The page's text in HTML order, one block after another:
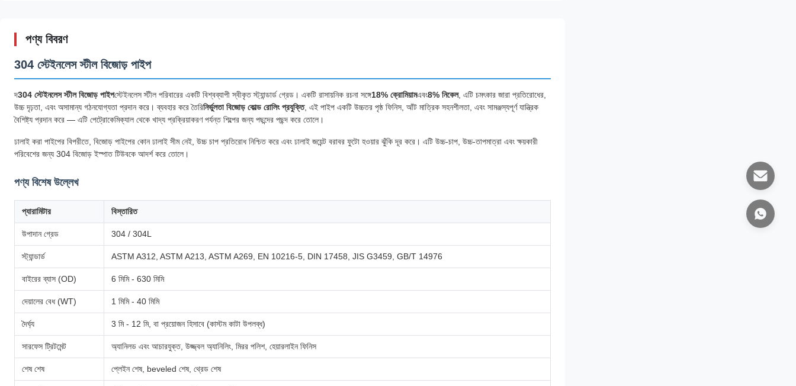
পণ্য বিবরণ
304 স্টেইনলেস স্টীল বিজোড় পাইপ
দ304 স্টেইনলেস স্টীল বিজোড় পাইপস্টেইনলেস স্টীল পরিবারের একটি বিশ্বব্যাপী স্বীকৃত স্ট্যান্ডার্ড গ্রেড। একটি রাসায়নিক রচনা সঙ্গে18% ক্রোমিয়ামএবং8% নিকেল, এটি চমৎকার জারা প্রতিরোধের,
উচ্চ দৃঢ়তা, এবং অসামান্য গঠনযোগ্যতা প্রদান করে। ব্যবহার করে তৈরিনির্ভুলতা বিজোড় কোল্ড রোলিং প্রযুক্তি, এই পাইপ একটি উচ্চতর পৃষ্ঠ ফিনিস, আঁট মাত্রিক সহনশীলতা, এবং সামঞ্জস্যপূর্ণ যান্ত্রিক
বৈশিষ্ট্য প্রদান করে — এটি পেট্রোকেমিক্যাল থেকে খাদ্য প্রক্রিয়াকরণ পর্যন্ত শিল্পের জন্য পছন্দের পছন্দ করে তোলে।
ঢালাই করা পাইপের বিপরীতে, বিজোড় পাইপের কোন ঢালাই সীম নেই, উচ্চ চাপ প্রতিরোধ নিশ্চিত করে এবং ঢালাই জয়েন্ট বরাবর ফুটো হওয়ার ঝুঁকি দূর করে। এটি উচ্চ-চাপ, উচ্চ-তাপমাত্রা এবং ক্ষয়কারী
পরিবেশের জন্য 304 বিজোড় ইস্পাত টিউবকে আদর্শ করে তোলে।
পণ্য বিশেষ উল্লেখ
প্যারামিটার বিস্তারিত
উপাদান গ্রেড 304 / 304L
স্ট্যান্ডার্ড ASTM A312, ASTM A213, ASTM A269, EN 10216-5, DIN 17458, JIS G3459, GB/T 14976
বাইরের ব্যাস (OD) 6 মিমি - 630 মিমি
দেয়ালের বেধ (WT) 1 মিমি - 40 মিমি
দৈর্ঘ্য 3 মি - 12 মি, বা প্রয়োজন হিসাবে (কাস্টম কাটা উপলব্ধ)
সারফেস ট্রিটমেন্ট অ্যানিলড এবং আচারযুক্ত, উজ্জ্বল অ্যানিলিং, মিরর পলিশ, হেয়ারলাইন ফিনিস
শেষ শেষ প্লেইন শেষ, beveled শেষ, থ্রেড শেষ